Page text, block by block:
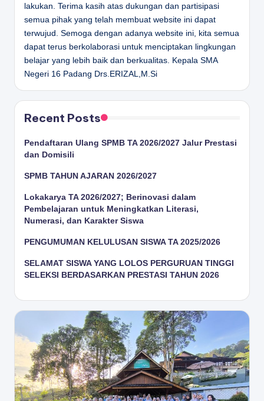
lakukan. Terima kasih atas dukungan dan partisipasi
semua pihak yang telah membuat website ini dapat
terwujud. Semoga dengan adanya website ini, kita semua
dapat terus berkolaborasi untuk menciptakan lingkungan
belajar yang lebih baik dan berkualitas. Kepala SMA
Negeri 16 Padang Drs.ERIZAL,M.Si
Recent Posts
Pendaftaran Ulang SPMB TA 2026/2027 Jalur Prestasi
dan Domisili
SPMB TAHUN AJARAN 2026/2027
Lokakarya TA 2026/2027; Berinovasi dalam
Pembelajaran untuk Meningkatkan Literasi,
Numerasi, dan Karakter Siswa
PENGUMUMAN KELULUSAN SISWA TA 2025/2026
SELAMAT SISWA YANG LOLOS PERGURUAN TINGGI
SELEKSI BERDASARKAN PRESTASI TAHUN 2026